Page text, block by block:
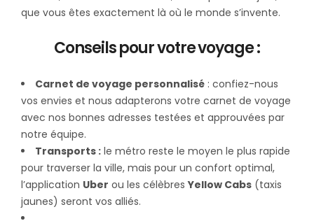
que vous êtes exactement là où le monde s’invente.
Conseils pour votre voyage :
Carnet de voyage personnalisé : confiez-nous
vos envies et nous adapterons votre carnet de voyage
avec nos bonnes adresses testées et approuvées par
notre équipe.
Transports : le métro reste le moyen le plus rapide
pour traverser la ville, mais pour un confort optimal,
l’application Uber ou les célèbresYellow Cabs (taxis
jaunes) seront vos alliés.